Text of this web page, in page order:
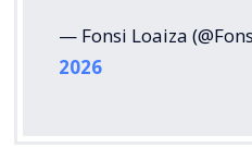
— Fonsi Loaiza
2026